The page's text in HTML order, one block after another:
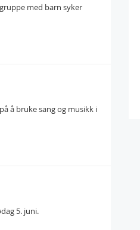
med barn syker
å bruke sang og musikk i
5. juni.